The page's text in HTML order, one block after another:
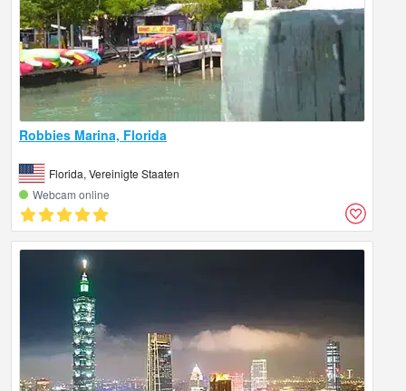
Robbies Marina, Florida
Florida, Vereinigte Staaten
Webcam online